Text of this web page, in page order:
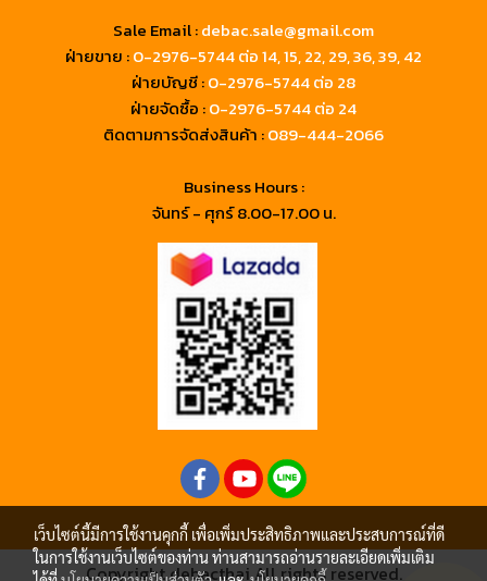
Sale Email :debac.sale@gmail.com
ฝ่ายขาย :0-2976-5744ต่อ 14, 15, 22, 29, 36, 39, 42
ฝ่ายบัญชี :0-2976-5744 ต่อ 28
ฝ่ายจัดซื้อ :0-2976-5744 ต่อ 24
ติดตามการจัดส่งสินค้า :089-444-2066
Business Hours :
จันทร์ - ศุกร์ 8.00-17.00 น.
Copyright debacthai All rights reserved.
เว็บไซต์นี้มีการใช้งานคุกกี้ เพื่อเพิ่มประสิทธิภาพและประสบการณ์ที่ดี
ในการใช้งานเว็บไซต์ของท่าน ท่านสามารถอ่านรายละเอียดเพิ่มเติม